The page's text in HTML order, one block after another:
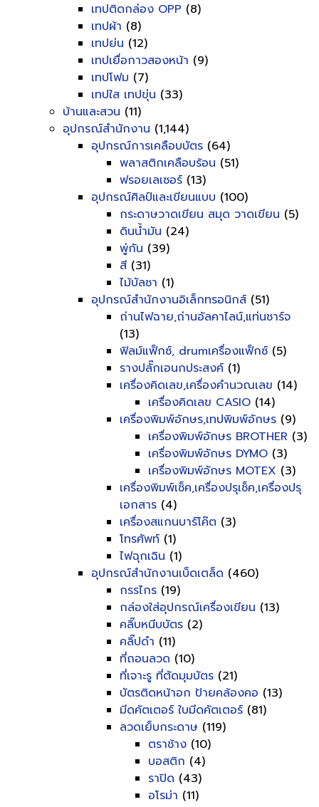
เทปติดกล่อง OPP (8)
เทปผ้า (8)
เทปย่น (12)
เทปเยื่อกาวสองหน้า (9)
เทปโฟม (7)
เทปใส เทปขุ่น (33)
บ้านและสวน (11)
อุปกรณ์สำนักงาน (1,144)
อุปกรณ์การเคลือบบัตร (64)
พลาสติกเคลือบร้อน (51)
ฟรอยเลเซอร์ (13)
อุปกรณ์ศิลป์และเขียนแบบ (100)
กระดาษวาดเขียน สมุด วาดเขียน (5)
ดินน้ำมัน (24)
พู่กัน (39)
สี (31)
ไม้บัลชา (1)
อุปกรณ์สำนักงานอิเล็กทรอนิกส์ (51)
ถ่านไฟฉาย,ถ่านอัลคาไลน์,แท่นชาร์จ
(13)
ฟิลม์แฟ็กซ์, drumเครื่องแฟ็กซ์ (5)
รางปลั๊กเอนกประสงค์ (1)
เครื่องคิดเลข,เครื่องคำนวณเลข (14)
เครื่องคิดเลข CASIO (14)
เครื่องพิมพ์อักษร,เทปพิมพ์อักษร (9)
เครื่องพิมพ์อักษร BROTHER (3)
เครื่องพิมพ์อักษร DYMO (3)
เครื่องพิมพ์อักษร MOTEX (3)
เครื่องพิมพ์เช็ค,เครื่องปรุเช็ค,เครื่องปรุ
เอกสาร (4)
เครื่องสแกนบาร์โค๊ต (3)
โทรศัพท์ (1)
ไฟฉุกเฉิน (1)
อุปกรณ์สำนักงานเบ็ดเตล็ด (460)
กรรไกร (19)
กล่องใส่อุปกรณ์เครื่องเขียน (13)
คลิ๊บหนีบบัตร (2)
คลิ๊ปดำ (11)
ที่ถอนลวด (10)
ที่เจาะรู ที่ตัดมุมบัตร (21)
บัตรติดหน้าอก ป้ายคล้องคอ (13)
มีดคัตเตอร์ ใบมีดคัตเตอร์ (81)
ลวดเย็บกระดาษ (119)
ตราช้าง (10)
บอสติก (4)
ราปิด (43)
อโรม่า (11)